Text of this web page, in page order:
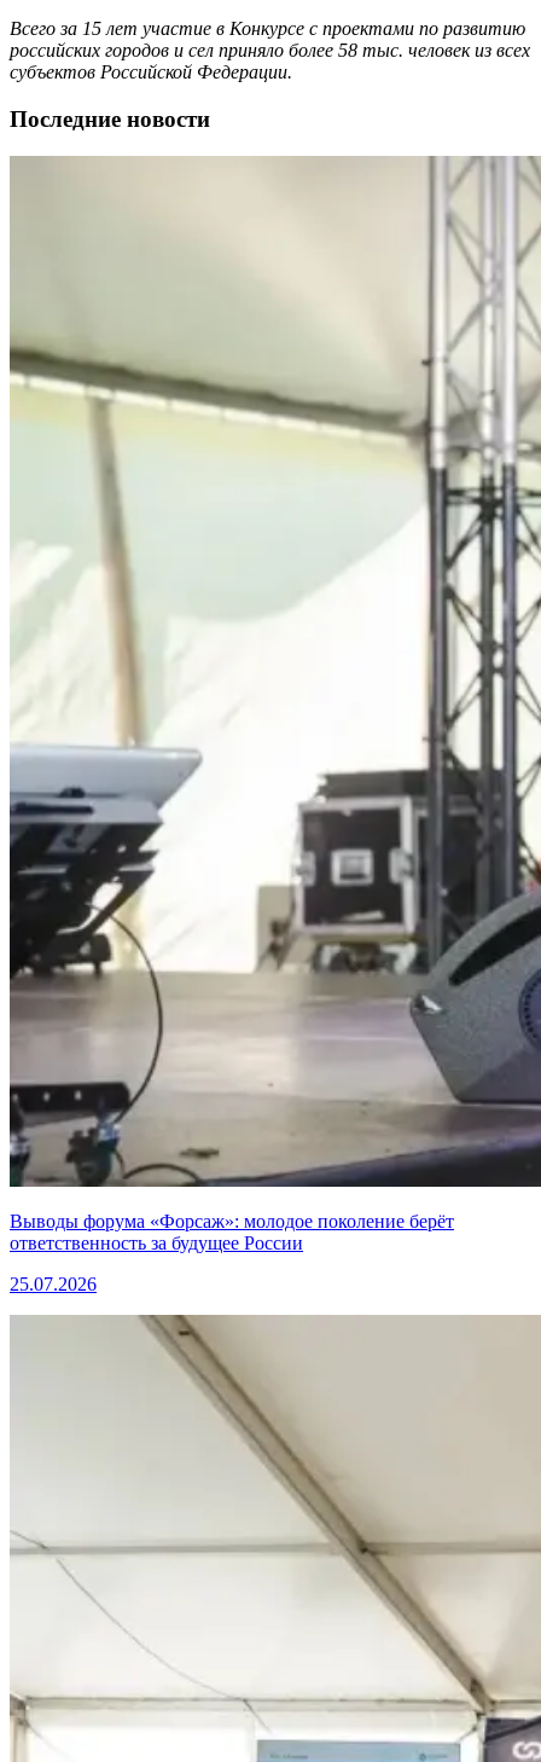
Всего за 15 лет участие в Конкурсе с проектами по развитию
российских городов и сел приняло более 58 тыс. человек из всех
субъектов Российской Федерации.
Последние новости
Выводы форума «Форсаж»: молодое поколение берёт
ответственность за будущее России
25.07.2026